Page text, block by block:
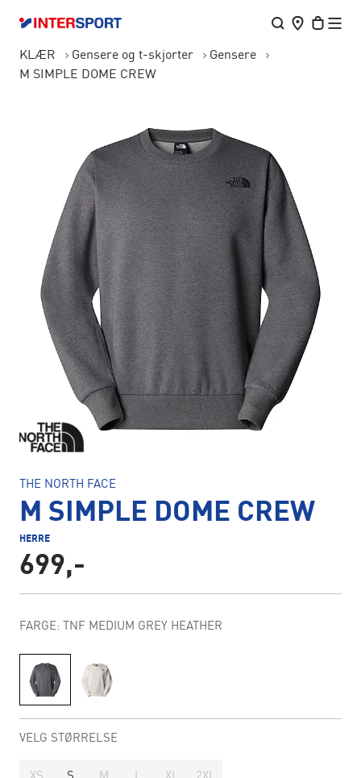
KLÆR Gensere og t-skjorter
Gensere
M SIMPLE DOME CREW
THE NORTH FACE
M SIMPLE DOME CREW
HERRE
699,-
FARGE: TNF MEDIUM GREY HEATHER
VELG STØRRELSE